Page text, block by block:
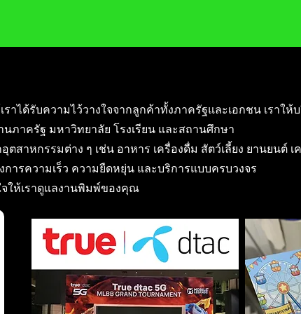
าได้รับความไว้วางใจจากลูกค้าทั้งภาครัฐและเอกชน เรา
ภาครัฐ มหาวิทยาลัย โรงเรียน และสถานศึกษา
สาหกรรมต่าง ๆ เช่น อาหาร เครื่องดื่ม สัตว์เลี้ยง ยานยนต์ เ
ารความเร็ว ความยืดหยุ่น และบริการแบบครบวงจร
ให้เราดูแลงานพิมพ์ของคุณ